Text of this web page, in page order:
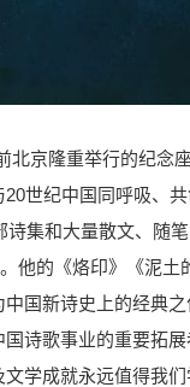
京隆重举行的纪念
世纪中国同呼吸、
集和大量散文、随
他的《烙印》《泥
国新诗史上的经典
诗歌事业的重要拓
学成就永远值得我们